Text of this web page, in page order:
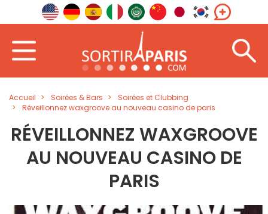
Accueil Soirées & Bars
Soirées et Clubbing
Réveillonnez waxgroove au nouveau casino de paris
RÉVEILLONNEZ WAXGROOVE
AU NOUVEAU CASINO DE
PARIS